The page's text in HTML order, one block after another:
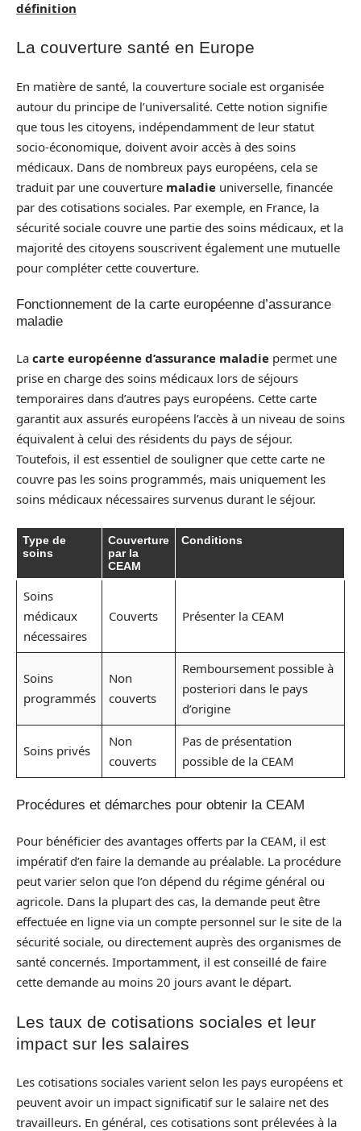
définition
La couverture santé en Europe
En matière de santé, la couverture sociale est organisée
autour du principe de l’universalité. Cette notion signifie
que tous les citoyens, indépendamment de leur statut
socio-économique, doivent avoir accès à des soins
médicaux. Dans de nombreux pays européens, cela se
traduit par une couverture maladie universelle, financée
par des cotisations sociales. Par exemple, en France, la
sécurité sociale couvre une partie des soins médicaux, et la
majorité des citoyens souscrivent également une mutuelle
pour compléter cette couverture.
Fonctionnement de la carte européenne d’assurance
maladie
La carte européenne d’assurance maladie permet une
prise en charge des soins médicaux lors de séjours
temporaires dans d’autres pays européens. Cette carte
garantit aux assurés européens l’accès à un niveau de soins
équivalent à celui des résidents du pays de séjour.
Toutefois, il est essentiel de souligner que cette carte ne
couvre pas les soins programmés, mais uniquement les
soins médicaux nécessaires survenus durant le séjour.
Type de
soins
Couverture
par la
CEAM
Conditions
Soins
médicaux
nécessaires
Couverts Présenter la CEAM
Soins
programmés
Non
couverts
Remboursement possible à
posteriori dans le pays
d’origine
Soins privés
Non
couverts
Pas de présentation
possible de la CEAM
Procédures et démarches pour obtenir la CEAM
Pour bénéficier des avantages offerts par la CEAM, il est
impératif d’en faire la demande au préalable. La procédure
peut varier selon que l’on dépend du régime général ou
agricole. Dans la plupart des cas, la demande peut être
effectuée en ligne via un compte personnel sur le site de la
sécurité sociale, ou directement auprès des organismes de
santé concernés. Importamment, il est conseillé de faire
cette demande au moins 20 jours avant le départ.
Les taux de cotisations sociales et leur
impact sur les salaires
Les cotisations sociales varient selon les pays européens et
peuvent avoir un impact significatif sur le salaire net des
travailleurs. En général, ces cotisations sont prélevées à la